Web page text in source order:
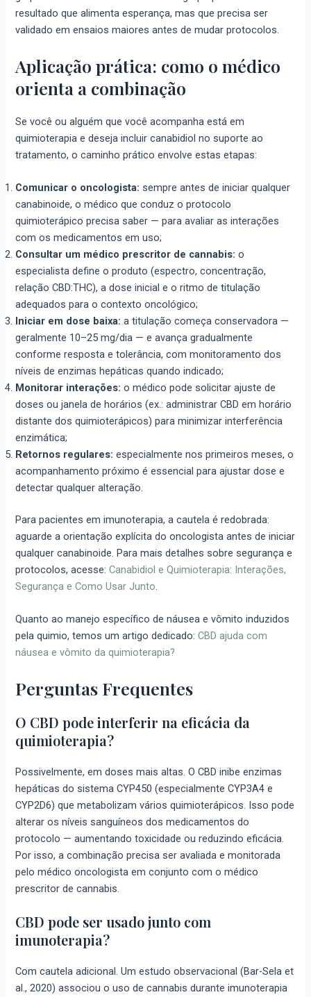
resultado que alimenta esperança, mas que precisa ser
validado em ensaios maiores antes de mudar protocolos.
Aplicação prática: como o médico
orienta a combinação
Se você ou alguém que você acompanha está em
quimioterapia e deseja incluir canabidiol no suporte ao
tratamento, o caminho prático envolve estas etapas:
Comunicar o oncologista: sempre antes de iniciar qualquer
canabinoide, o médico que conduz o protocolo
quimioterápico precisa saber — para avaliar as interações
com os medicamentos em uso;
Consultar um médico prescritor de cannabis: o
especialista define o produto (espectro, concentração,
relação CBD:THC), a dose inicial e o ritmo de titulação
adequados para o contexto oncológico;
Iniciar em dose baixa: a titulação começa conservadora —
geralmente 10–25 mg/dia — e avança gradualmente
conforme resposta e tolerância, com monitoramento dos
níveis de enzimas hepáticas quando indicado;
Monitorar interações: o médico pode solicitar ajuste de
doses ou janela de horários (ex.: administrar CBD em horário
distante dos quimioterápicos) para minimizar interferência
enzimática;
Retornos regulares: especialmente nos primeiros meses, o
acompanhamento próximo é essencial para ajustar dose e
detectar qualquer alteração.
Para pacientes em imunoterapia, a cautela é redobrada:
aguarde a orientação explícita do oncologista antes de iniciar
qualquer canabinoide. Para mais detalhes sobre segurança e
protocolos, acesse:Canabidiol e Quimioterapia: Interações,
Segurança e Como Usar Junto.
Quanto ao manejo específico de náusea e vômito induzidos
pela quimio, temos um artigo dedicado:CBD ajuda com
náusea e vômito da quimioterapia?
Perguntas Frequentes
O CBD pode interferir na eficácia da
quimioterapia?
Possivelmente, em doses mais altas. O CBD inibe enzimas
hepáticas do sistema CYP450 (especialmente CYP3A4 e
CYP2D6) que metabolizam vários quimioterápicos. Isso pode
alterar os níveis sanguíneos dos medicamentos do
protocolo — aumentando toxicidade ou reduzindo eficácia.
Por isso, a combinação precisa ser avaliada e monitorada
pelo médico oncologista em conjunto com o médico
prescritor de cannabis.
CBD pode ser usado junto com
imunoterapia?
Com cautela adicional. Um estudo observacional (Bar-Sela et
al., 2020) associou o uso de cannabis durante imunoterapia